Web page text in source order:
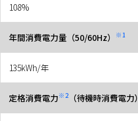
108%
年間消費電力量（50/60Hz） ※1
135kWh/年
定格消費電力※2 （待機時消費電力）